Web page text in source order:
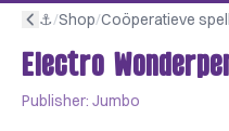
⚓︎/Shop/Coöperatieve
Electro
Publisher: Jumbo